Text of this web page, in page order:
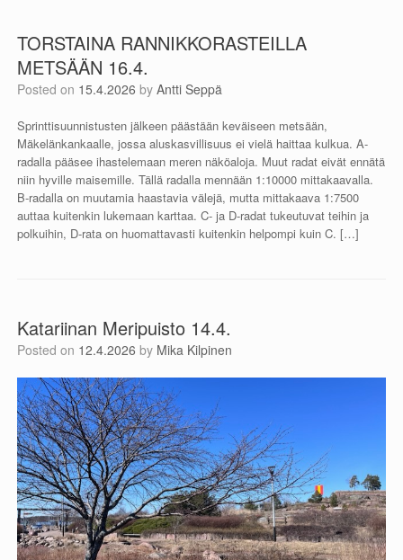
TORSTAINA RANNIKKORASTEILLA
METSÄÄN 16.4.
Posted on 15.4.2026 by Antti Seppä
Sprinttisuunnistusten jälkeen päästään keväiseen metsään,
Mäkelänkankaalle, jossa aluskasvillisuus ei vielä haittaa kulkua. A-
radalla pääsee ihastelemaan meren näköaloja. Muut radat eivät ennätä
niin hyville maisemille. Tällä radalla mennään 1:10000 mittakaavalla.
B-radalla on muutamia haastavia välejä, mutta mittakaava 1:7500
auttaa kuitenkin lukemaan karttaa. C- ja D-radat tukeutuvat teihin ja
polkuihin, D-rata on huomattavasti kuitenkin helpompi kuin C. […]
Katariinan Meripuisto 14.4.
Posted on 12.4.2026 by Mika Kilpinen